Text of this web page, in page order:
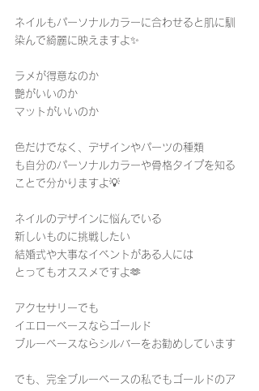
ネイルもパーソナルカラーに合わせると肌に馴
染んで綺麗に映えますよ✨
ラメが得意なのか
艶がいいのか
マットがいいのか
色だけでなく、デザインやパーツの種類
も自分のパーソナルカラーや骨格タイプを知る
ことで分かりますよ💡
ネイルのデザインに悩んでいる
新しいものに挑戦したい
結婚式や大事なイベントがある人には
とってもオススメですよ🫶
アクセサリーでも
イエローベースならゴールド
ブルーベースならシルバーをお勧めしています
でも、完全ブルーベースの私でもゴールドのア